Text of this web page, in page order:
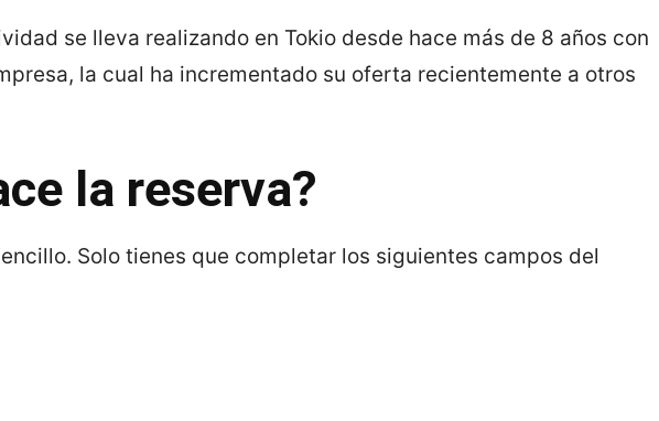
se lleva realizando en Tokio desde hace más de 8 años con
la cual ha incrementado su oferta recientemente a otros
la reserva?
Solo tienes que completar los siguientes campos del